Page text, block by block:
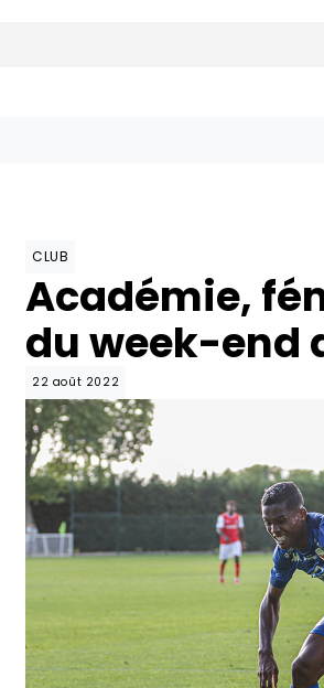
CLUB
Académie,
du week-end
22 août 2022